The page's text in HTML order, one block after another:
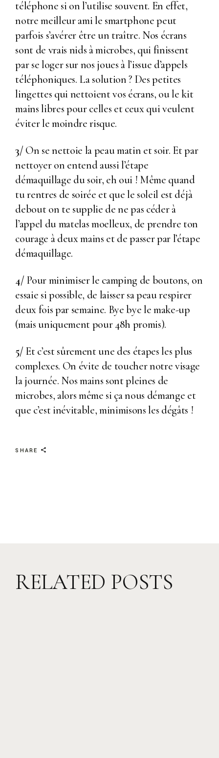
téléphone si on l’utilise souvent. En effet,
notre meilleur ami le smartphone peut
parfois s’avérer être un traître. Nos écrans
sont de vrais nids à microbes, qui finissent
par se loger sur nos joues à l’issue d’appels
téléphoniques. La solution ? Des petites
lingettes qui nettoient vos écrans, ou le kit
mains libres pour celles et ceux qui veulent
éviter le moindre risque.
3/ On se nettoie la peau matin et soir. Et par
nettoyer on entend aussi l’étape
démaquillage du soir, eh oui ! Même quand
tu rentres de soirée et que le soleil est déjà
debout on te supplie de ne pas céder à
l’appel du matelas moelleux, de prendre ton
courage à deux mains et de passer par l’étape
démaquillage.
4/ Pour minimiser le camping de boutons, on
essaie si possible, de laisser sa peau respirer
deux fois par semaine. Bye bye le make-up
(mais uniquement pour 48h promis).
5/ Et c’est sûrement une des étapes les plus
complexes. On évite de toucher notre visage
la journée. Nos mains sont pleines de
microbes, alors même si ça nous démange et
que c’est inévitable, minimisons les dégâts !
SHARE
RELATED POSTS